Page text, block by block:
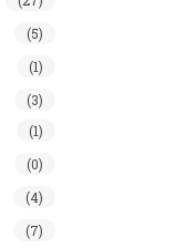
(5)
(1)
(3)
(1)
(0)
(4)
(7)